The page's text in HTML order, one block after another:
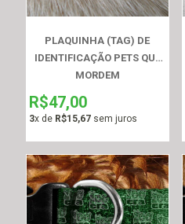
PLAQUINHA (TAG) DE
IDENTIFICAÇÃO PETS QUE
MORDEM
R$47,00
3x de R$15,67sem juros